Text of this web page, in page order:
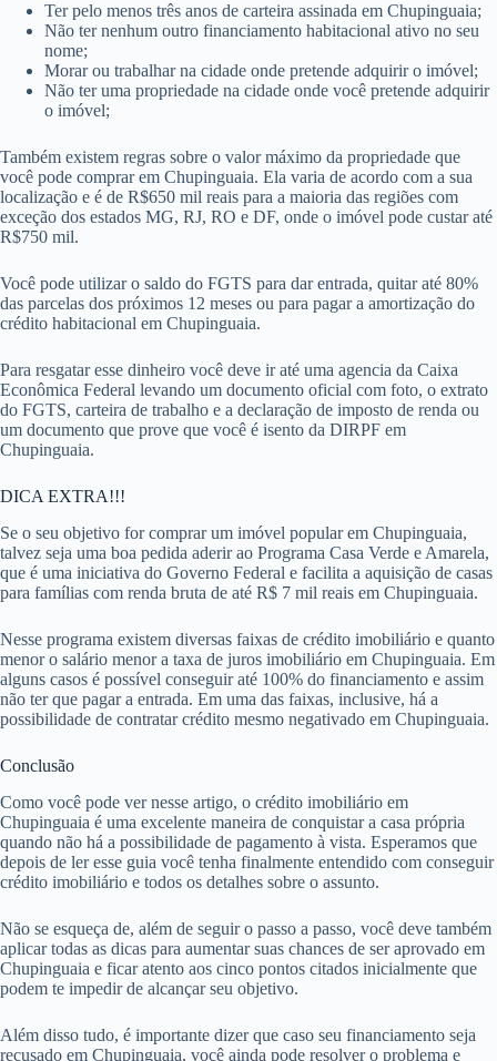
Ter pelo menos três anos de carteira assinada em Chupinguaia;
Não ter nenhum outro financiamento habitacional ativo no seu
nome;
Morar ou trabalhar na cidade onde pretende adquirir o imóvel;
Não ter uma propriedade na cidade onde você pretende adquirir
o imóvel;
Também existem regras sobre o valor máximo da propriedade que
você pode comprar em Chupinguaia. Ela varia de acordo com a sua
localização e é de R$650 mil reais para a maioria das regiões com
exceção dos estados MG, RJ, RO e DF, onde o imóvel pode custar até
R$750 mil.
Você pode utilizar o saldo do FGTS para dar entrada, quitar até 80%
das parcelas dos próximos 12 meses ou para pagar a amortização do
crédito habitacional em Chupinguaia.
Para resgatar esse dinheiro você deve ir até uma agencia da Caixa
Econômica Federal levando um documento oficial com foto, o extrato
do FGTS, carteira de trabalho e a declaração de imposto de renda ou
um documento que prove que você é isento da DIRPF em
Chupinguaia.
DICA EXTRA!!!
Se o seu objetivo for comprar um imóvel popular em Chupinguaia,
talvez seja uma boa pedida aderir ao Programa Casa Verde e Amarela,
que é uma iniciativa do Governo Federal e facilita a aquisição de casas
para famílias com renda bruta de até R$ 7 mil reais em Chupinguaia.
Nesse programa existem diversas faixas de crédito imobiliário e quanto
menor o salário menor a taxa de juros imobiliário em Chupinguaia. Em
alguns casos é possível conseguir até 100% do financiamento e assim
não ter que pagar a entrada. Em uma das faixas, inclusive, há a
possibilidade de contratar crédito mesmo negativado em Chupinguaia.
Conclusão
Como você pode ver nesse artigo, o crédito imobiliário em
Chupinguaia é uma excelente maneira de conquistar a casa própria
quando não há a possibilidade de pagamento à vista. Esperamos que
depois de ler esse guia você tenha finalmente entendido com conseguir
crédito imobiliário e todos os detalhes sobre o assunto.
Não se esqueça de, além de seguir o passo a passo, você deve também
aplicar todas as dicas para aumentar suas chances de ser aprovado em
Chupinguaia e ficar atento aos cinco pontos citados inicialmente que
podem te impedir de alcançar seu objetivo.
Além disso tudo, é importante dizer que caso seu financiamento seja
recusado em Chupinguaia, você ainda pode resolver o problema e